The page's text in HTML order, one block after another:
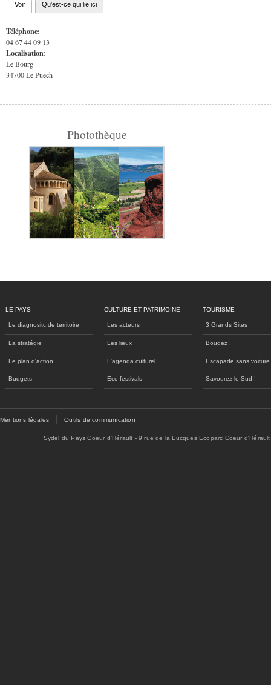
Onglets
principaux
Voir (onglet actif)
Qu'est-ce qui lie ici
Téléphone:
04 67 44 09 13
Localisation:
Le Bourg
34700Le Puech
Photothèque
LE PAYS
Le diagnositc de territoire
La stratégie
Le plan d'action
Budgets
CULTURE ET PATRIMOINE
Les acteurs
Les lieux
L'agenda culturel
Eco-festivals
TOURISME
3 Grands Sites
Bougez !
Escapade sans voiture
Savourez le Sud !
Mentions légales Outils de communication
Sydel du Pays Coeur d'Hérault - 9 rue de la Lucques Ecoparc Coeur